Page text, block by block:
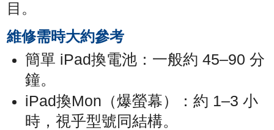
目。
維修需時大約參考
簡單 iPad換電池：一般約 45–90 分
鐘。
iPad換Mon（爆螢幕）：約 1–3 小
時，視乎型號同結構。